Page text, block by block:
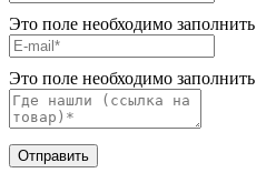
Это поле необходимо заполнить
Это поле необходимо заполнить
Отправить